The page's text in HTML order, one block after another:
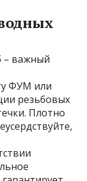
– важный
ФУМ или
резьбовых
Плотно